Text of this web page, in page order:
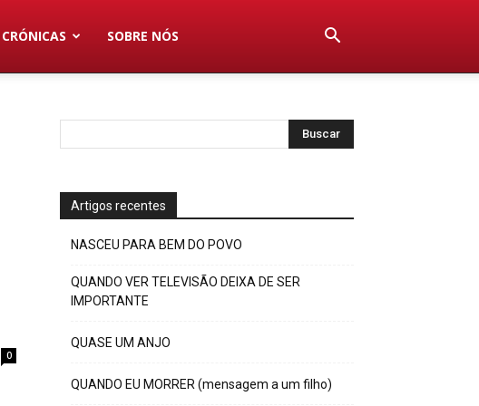
CRÓNICAS SOBRE NÓS
0
Artigos recentes
NASCEU PARA BEM DO POVO
QUANDO VER TELEVISÃO DEIXA DE SER
IMPORTANTE
QUASE UM ANJO
QUANDO EU MORRER (mensagem a um filho)